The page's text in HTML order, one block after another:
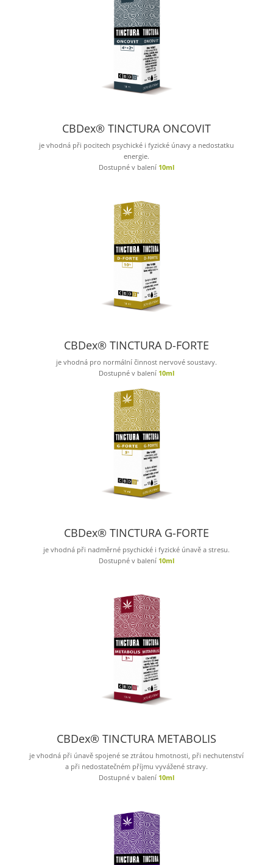
CBDex® TINCTURA ONCOVIT
je vhodná při pocitech psychické i fyzické únavy a nedostatku
energie.
Dostupné v balení 10ml
CBDex® TINCTURA D-FORTE
je vhodná pro normální činnost nervové soustavy.
Dostupné v balení 10ml
CBDex® TINCTURA G-FORTE
je vhodná při nadměrné psychické i fyzické únavě a stresu.
Dostupné v balení 10ml
CBDex® TINCTURA METABOLIS
je vhodná při únavě spojené se ztrátou hmotnosti, při nechutenství
a při nedostatečném příjmu vyvážené stravy.
Dostupné v balení 10ml